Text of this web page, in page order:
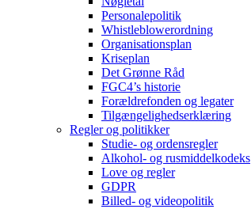
Personalepolitik
Whistleblowerordning
Organisationsplan
Kriseplan
Det Grønne Råd
FGC4’s historie
Forældrefonden og legater
Tilgængelighedserklæring
Regler og politikker
Studie- og ordensregler
Alkohol- og rusmiddelkodeks
Love og regler
GDPR
Billed- og videopolitik